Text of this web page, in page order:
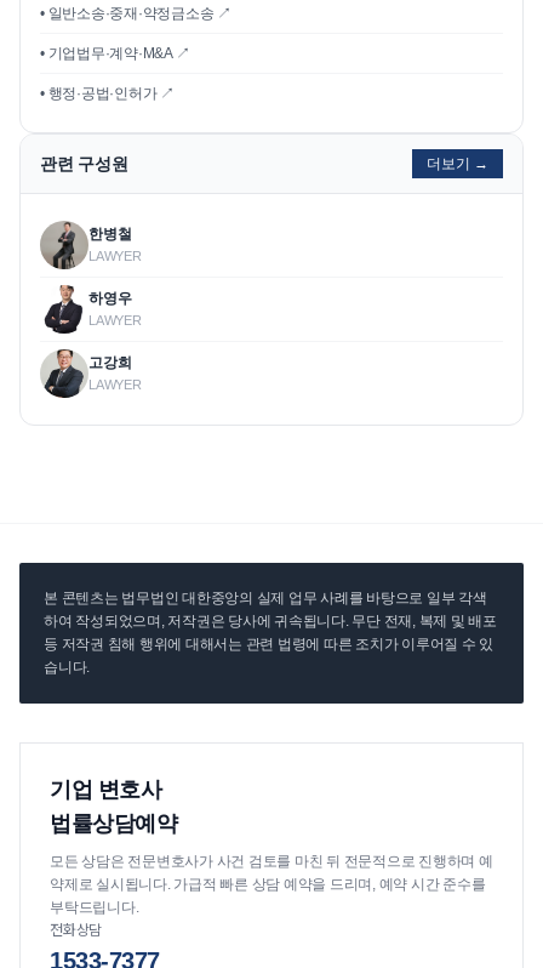
• 일반소송·중재·약정금소송 ↗
• 기업법무·계약·M&A ↗
• 행정·공법·인허가 ↗
관련 구성원 더보기 →
한병철
LAWYER
하영우
LAWYER
고강희
LAWYER
본 콘텐츠는 법무법인 대한중앙의 실제 업무 사례를 바탕으로 일부 각색
하여 작성되었으며, 저작권은 당사에 귀속됩니다. 무단 전재, 복제 및 배포
등 저작권 침해 행위에 대해서는 관련 법령에 따른 조치가 이루어질 수 있
습니다.
기업 변호사
법률상담예약
모든 상담은 전문변호사가 사건 검토를 마친 뒤 전문적으로 진행하며 예
약제로 실시됩니다. 가급적 빠른 상담 예약을 드리며, 예약 시간 준수를
부탁드립니다.
전화상담
1533-7377